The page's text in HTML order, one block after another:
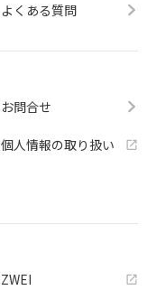
よくある質問
お問合せ
個人情報の取り扱い
ZWEI